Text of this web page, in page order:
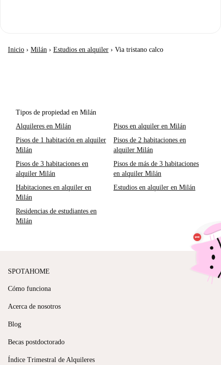
Inicio › Milán › Estudios en alquiler › Via tristano calco
Tipos de propiedad en Milán
Alquileres en Milán
Pisos en alquiler en Milán
Pisos de 1 habitación en alquiler
Milán
Pisos de 2 habitaciones en
alquiler Milán
Pisos de 3 habitaciones en
alquiler Milán
Pisos de más de 3 habitaciones
en alquiler Milán
Habitaciones en alquiler en
Milán
Estudios en alquiler en Milán
Residencias de estudiantes en
Milán
SPOTAHOME
Cómo funciona
Acerca de nosotros
Blog
Becas postdoctorado
Índice Trimestral de Alquileres